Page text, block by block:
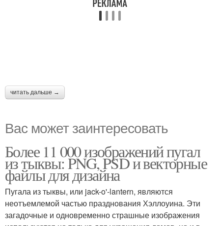
читать дальше →
Вас может заинтересовать
Более 11 000 изображений пугал
из тыквы: PNG, PSD и векторные
файлы для дизайна
Пугала из тыквы, или jack-o'-lantern, являются
неотъемлемой частью празднования Хэллоуина. Эти
загадочные и одновременно страшные изображения